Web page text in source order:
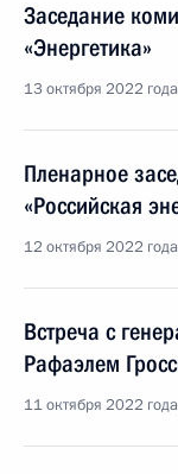
Заседание
«Энергетика»
13 октября 2022
Пленарное
«Российская
12 октября 2022
Встреча с
Рафаэлем
11 октября 2022